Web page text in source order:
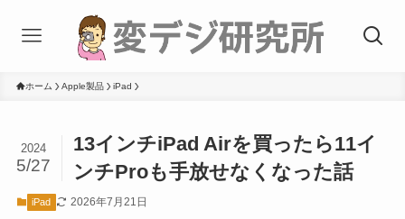
ホーム Apple製品 iPad
13インチiPad Airを買ったら11イ
ンチProも手放せなくなった話
2024
5/27
iPad 2026年7月21日